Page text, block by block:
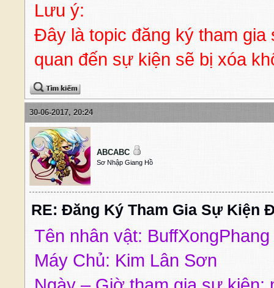
Lưu ý:
Đây là topic đăng ký tham
quan đến sự kiện sẽ bị xóa
30-06-2017, 20:24
ABCABC
Sơ Nhập Giang Hồ
RE: Đăng Ký Tham Gia Sự Kiện
Tên nhân vật: BuffXongPhang
Máy Chủ: Kim Lân Sơn